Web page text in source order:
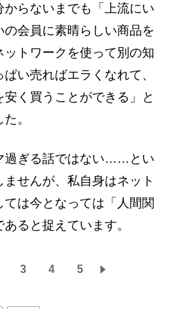
らないまでも「上流にい
会員に素晴らしい商品を
トワークを使って別の知
い売ればエラくなれて、
く買うことができる」と
。
過ぎる話ではない……とい
せんが、私自身はネット
は今となっては「人間関
ると捉えています。
3 4 5